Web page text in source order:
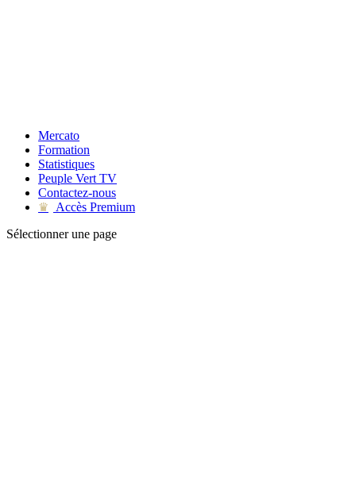
Mercato
Formation
Statistiques
Peuple Vert TV
Contactez-nous
♛
Accès Premium
Sélectionner une page